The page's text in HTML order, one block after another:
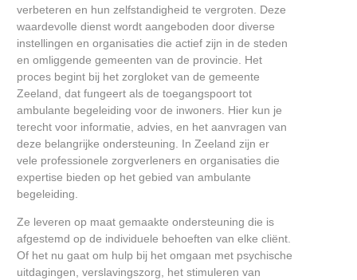
verbeteren en hun zelfstandigheid te vergroten. Deze
waardevolle dienst wordt aangeboden door diverse
instellingen en organisaties die actief zijn in de steden
en omliggende gemeenten van de provincie. Het
proces begint bij het zorgloket van de gemeente
Zeeland, dat fungeert als de toegangspoort tot
ambulante begeleiding voor de inwoners. Hier kun je
terecht voor informatie, advies, en het aanvragen van
deze belangrijke ondersteuning. In Zeeland zijn er
vele professionele zorgverleners en organisaties die
expertise bieden op het gebied van ambulante
begeleiding.
Ze leveren op maat gemaakte ondersteuning die is
afgestemd op de individuele behoeften van elke cliënt.
Of het nu gaat om hulp bij het omgaan met psychische
uitdagingen, verslavingszorg, het stimuleren van